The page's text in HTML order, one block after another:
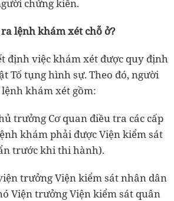
chứng kiến.
lệnh khám xét chỗ ở?
định việc khám xét được quy định
Tố tụng hình sự. Theo đó, người
khám xét gồm:
trưởng Cơ quan điều tra các cấp
khám phải được Viện kiểm sát
trước khi thi hành).
trưởng Viện kiểm sát nhân dân
Viện trưởng Viện kiểm sát quân